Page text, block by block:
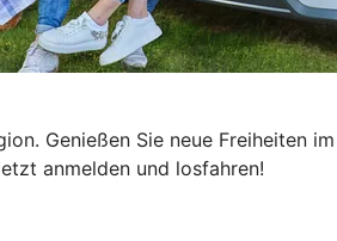
Genießen Sie neue Freiheiten im
anmelden und losfahren!